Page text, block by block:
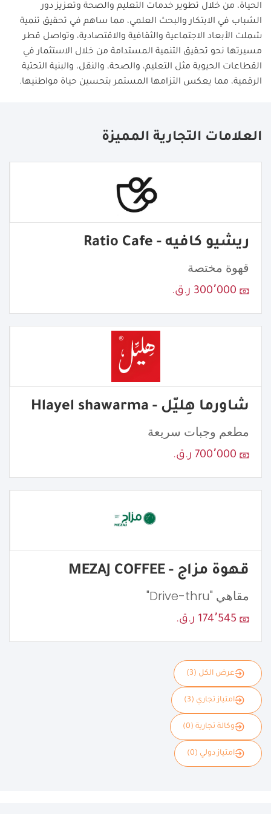
الحياة، من خلال تطوير خدمات التعليم والصحة وتعزيز دور
الشباب في الابتكار والبحث العلمي، مما ساهم في تحقيق تنمية
شملت الأبعاد الاجتماعية والثقافية والاقتصادية، وتواصل قطر
مسيرتها نحو تحقيق التنمية المستدامة من خلال الاستثمار في
القطاعات الحيوية مثل التعليم، والصحة، والنقل، والبنية التحتية
الرقمية، مما يعكس التزامها المستمر بتحسين حياة مواطنيها.
العلامات التجارية المميزة
ريشيو كافيه - Ratio Cafe
قهوة مختصة
300٬000 ر.ق.
شاورما هِليّل - Hlayel shawarma
مطعم وجبات سريعة
700٬000 ر.ق.
قهوة مزاج - MEZAJ COFFEE
مقاهي "Drive-thru"
174٬545 ر.ق.
عرض الكل (3)
امتياز تجاري (3)
وكالة تجارية (0)
امتياز دولي (0)